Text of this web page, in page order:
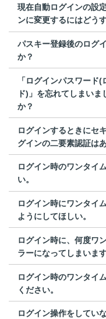
現在自動ログインの設
ンに変更するにはどう
パスキー登録後のログ
か？
「ログインパスワード
ド)」を忘れてしまい
か？
ログインするときにセ
グインの二要素認証は
ログイン時のワンタイ
い。
ログイン時にワンタイ
ようにしてほしい。
ログイン時に、何度ワ
ラーになってしまいます
ログイン時のワンタイ
ください。
ログイン操作をしてい